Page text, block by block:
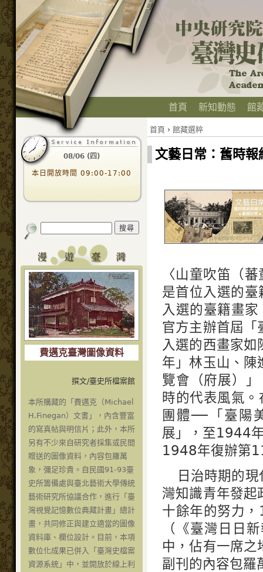
首頁 新知動態 館
08/06 (四)
本日開放時間 09:00-17:00
費邁克臺灣圖像資料
撰文/臺史所檔案館
本所購藏的「費邁克（Michael
H.Finegan）文書」，內含豐富
的寫真帖與明信片；此外，本所
另有不少來自研究者採集或民間
贈送的圖像資料，內容包羅萬
象，彌足珍貴。自民國91-93臺
史所籌備處與臺北藝術大學傳統
藝術研究所協議合作，進行「臺
灣視覺記憶數位典藏計畫」總計
畫，共同修正與建立適當的圖像
資料庫、欄位設計。目前，本項
數位化成果已併入「臺灣史檔案
資源系統」中，並開放於線上利
首頁 › 館藏選粹
文藝日常：舊時
〈山童吹笛（
是首位入選的
入選的臺籍畫
官方主辦首屆「
入選的西畫家
年」林玉山、陳
覽會（府展）
時的代表風氣
團體──「臺陽
展」，至1944
1948年復辦第
日治時期的
灣知識青年發起
十餘年的努力
（《臺灣日日
中，佔有一席
副刊的內容包羅